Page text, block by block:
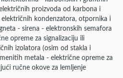
proizvoda od karbona i
kondenzatora, otpornika i
- sirena - elektronskih semafora
opreme za signalizaciju ili
izolatora (osim od stakla i
metala - električne opreme za
ručne okove za lemljenje